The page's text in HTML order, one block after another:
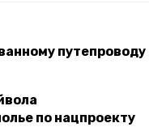
путепроводу
по нацпроекту